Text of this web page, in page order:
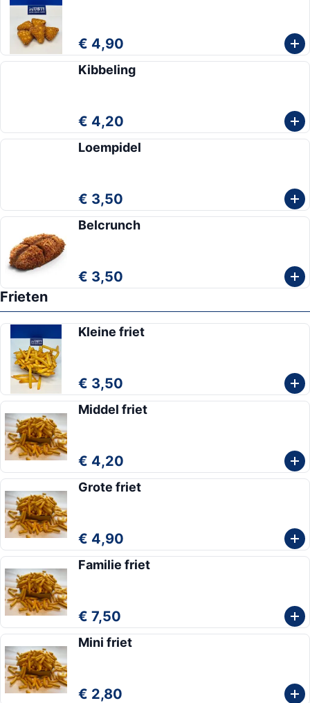
€ 4,90
Kibbeling
€ 4,20
Loempidel
€ 3,50
Belcrunch
€ 3,50
Frieten
Kleine friet
€ 3,50
Middel friet
€ 4,20
Grote friet
€ 4,90
Familie friet
€ 7,50
Mini friet
€ 2,80